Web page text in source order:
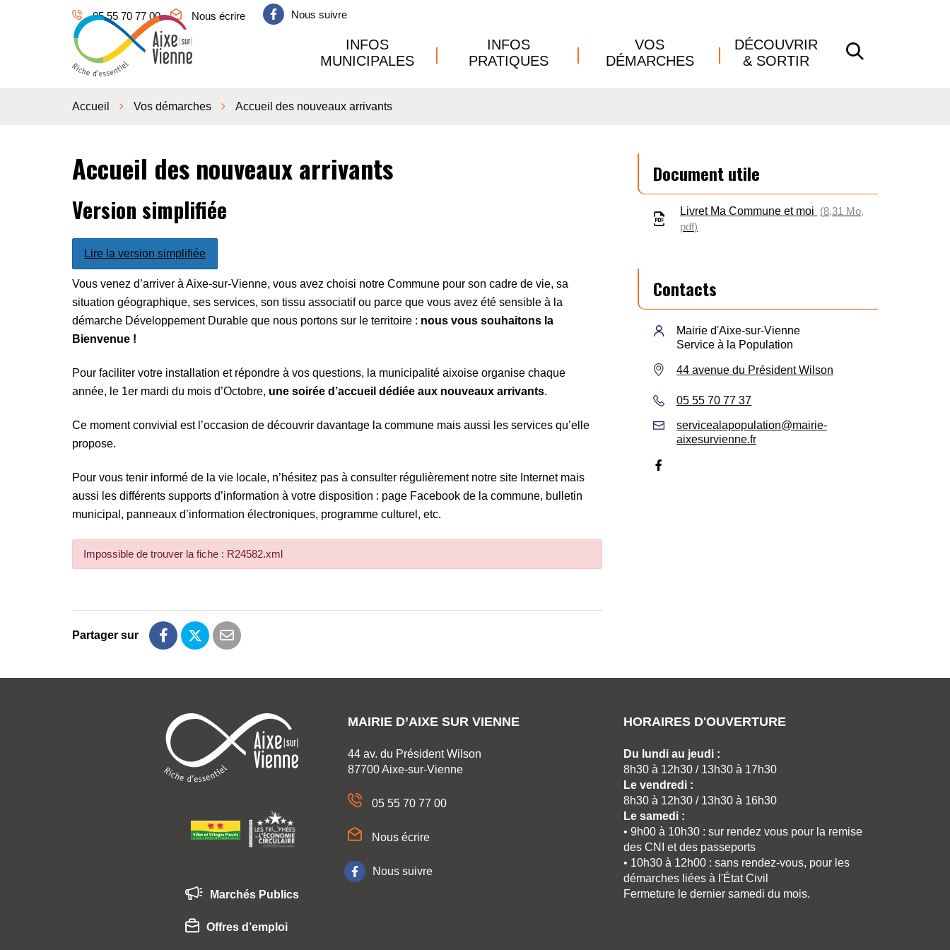
05 55 70 77 00 Nous écrire Nous suivre
Aixe sur Vienne
INFOS
MUNICIPALES
INFOS
PRATIQUES
VOS
DÉMARCHES
DÉCOUVRIR
& SORTIR
Accueil Vos démarches Accueil des nouveaux arrivants
Accueil des nouveaux arrivants
Version simplifiée
Lire la version simplifiée
Vous venez d’arriver à Aixe-sur-Vienne, vous avez choisi notre Commune pour son cadre de vie, sa
situation géographique, ses services, son tissu associatif ou parce que vous avez été sensible à la
démarche Développement Durable que nous portons sur le territoire : nous vous souhaitons la
Bienvenue !
Pour faciliter votre installation et répondre à vos questions, la municipalité aixoise organise chaque
année, le 1er mardi du mois d’Octobre, une soirée d’accueil dédiée aux nouveaux arrivants.
Ce moment convivial est l’occasion de découvrir davantage la commune mais aussi les services qu’elle
propose.
Pour vous tenir informé de la vie locale, n’hésitez pas à consulter régulièrement notre site Internet mais
aussi les différents supports d’information à votre disposition : page Facebook de la commune, bulletin
municipal, panneaux d’information électroniques, programme culturel, etc.
Impossible de trouver la fiche : R24582.xml
Document utile
Livret Ma Commune et moi 8,31 Mo,
pdf
Contacts
Mairie d'Aixe-sur-Vienne
Service à la Population
44 avenue du Président Wilson
05 55 70 77 37
servicealapopulation@mairie-
aixesurvienne.fr
Facebook
Partager sur
Partager sur Facebook
Partager sur Twitter
Partager par email
Marchés Publics
Offres d’emploi
MAIRIE D’AIXE SUR VIENNE
44 av. du Président Wilson
87700 Aixe-sur-Vienne
05 55 70 77 00
Nous écrire
Nous suivre
HORAIRES D'OUVERTURE
Du lundi au jeudi :
8h30 à 12h30 / 13h30 à 17h30
Le vendredi :
8h30 à 12h30 / 13h30 à 16h30
Le samedi :
• 9h00 à 10h30 : sur rendez vous pour la remise
des CNI et des passeports
• 10h30 à 12h00 : sans rendez-vous, pour les
démarches liées à l'État Civil
Fermeture le dernier samedi du mois.